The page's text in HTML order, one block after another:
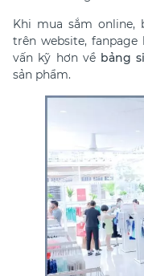
Khi mua sắm
trên website,
vấn kỹ hơn về bảng
sản phẩm.